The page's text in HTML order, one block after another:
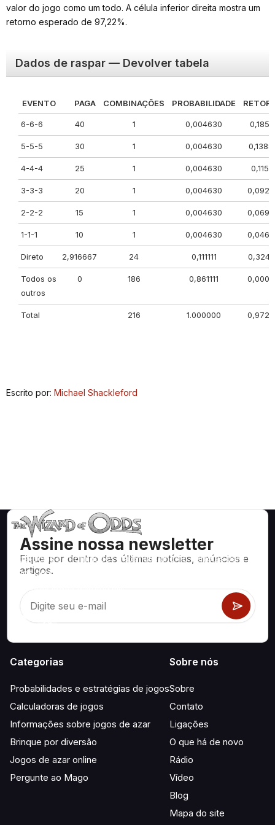
valor do jogo como um todo. A célula inferior direita mostra um
retorno esperado de 97,22%.
Dados de raspar — Devolver tabela
EVENTO PAGA COMBINAÇÕES PROBABILIDADE
6-6-6 40 1 0,004630
5-5-5 30 1 0,004630
4-4-4 25 1 0,004630
3-3-3 20 1 0,004630
2-2-2 15 1 0,004630
1-1-1 10 1 0,004630
Direto 2,916667 24 0,111111
Todos os
outros
0 186 0,861111
Total 216 1.000000
Escrito por: Michael Shackleford
Assine nossa newsletter
Fique por dentro das últimas notícias, anúncios e
artigos.
Estratégias e informações matematicamente corretas para
jogos de cassino como blackjack, craps, roleta e centenas
de outros jogos disponíveis.
Categorias
Probabilidades e estratégias de jogos
Calculadoras de jogos
Informações sobre jogos de azar
Brinque por diversão
Jogos de azar online
Pergunte ao Mago
Sobre nós
Sobre
Contato
Ligações
O que há de novo
Rádio
Vídeo
Blog
Mapa do site